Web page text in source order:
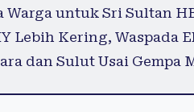
untuk Sri Sultan
Lebih Kering, Waspada
dan Sulut Usai Gempa